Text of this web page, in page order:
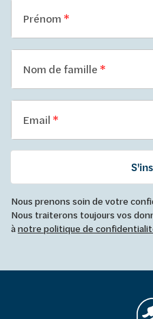
Prénom
Nom de famille
Email
Nous prenons soin de votre
Nous traiterons toujours vos
ànotre politique de